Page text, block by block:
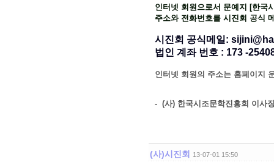
인터넷 회원으로서 문예지 [한국
주소와 전화번호를 시진회 공식
시진회 공식메일:
법인 계좌 번호 : 173 -
인터넷 회원의 주소는 홈페이지
- (사) 한국시조문학진흥회 이사
(사)시진회 13-07-01 15:50